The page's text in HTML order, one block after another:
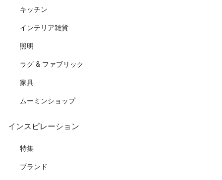
キッチン
インテリア雑貨
照明
ラグ & ファブリック
家具
ムーミンショップ
インスピレーション
特集
ブランド